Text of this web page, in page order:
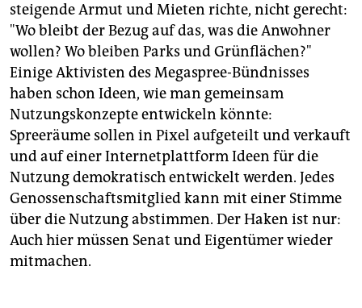
steigende Armut und Mieten richte, nicht gerecht:
"Wo bleibt der Bezug auf das, was die Anwohner
wollen? Wo bleiben Parks und Grünflächen?"
Einige Aktivisten des Megaspree-Bündnisses
haben schon Ideen, wie man gemeinsam
Nutzungskonzepte entwickeln könnte:
Spreeräume sollen in Pixel aufgeteilt und verkauft
und auf einer Internetplattform Ideen für die
Nutzung demokratisch entwickelt werden. Jedes
Genossenschaftsmitglied kann mit einer Stimme
über die Nutzung abstimmen. Der Haken ist nur:
Auch hier müssen Senat und Eigentümer wieder
mitmachen.